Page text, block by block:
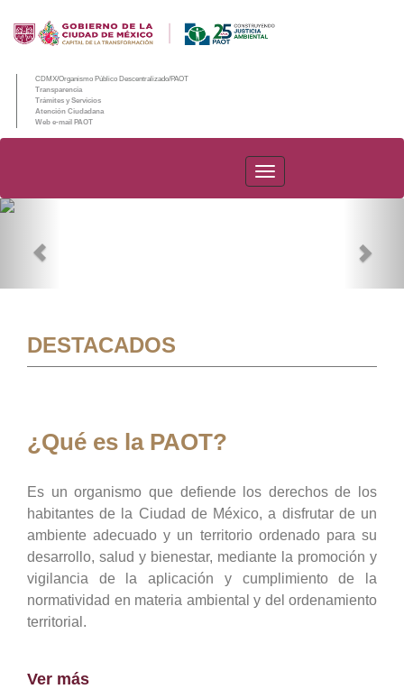
CDMX/Organismo Público Descentralizado/PAOT
Transparencia
Trámites y Servicios
Atención Ciudadana
Web e-mail PAOT
PAOT
DESTACADOS
¿Qué es la PAOT?
Es un organismo que defiende los derechos de los
habitantes de la Ciudad de México, a disfrutar de un
ambiente adecuado y un territorio ordenado para su
desarrollo, salud y bienestar, mediante la promoción y
vigilancia de la aplicación y cumplimiento de la
normatividad en materia ambiental y del ordenamiento
territorial.
Ver más